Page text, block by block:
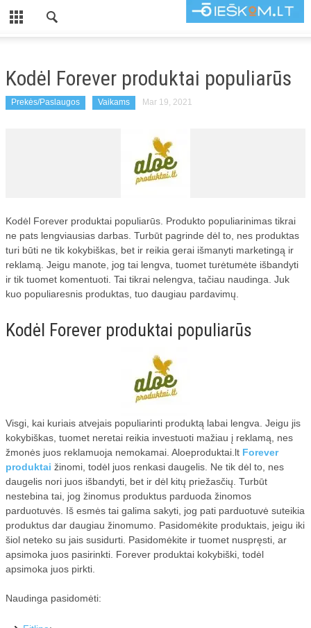
KATEGORIJOS
BUITIS
INTERJERAS
ROMANETĖS
UŽUOLAIDOS
ĮRANGA
KOSMETIKA
MEDICINA
TEISĖ
SKELBIMAI
STATYBOS DARBAI
LT
Kodėl Forever produktai populiarūs
Prekės/Paslaugos Vaikams Mar 19, 2021
Kodėl Forever produktai populiarūs. Produkto populiarinimas tikrai
ne pats lengviausias darbas. Turbūt pagrinde dėl to, nes produktas
turi būti ne tik kokybiškas, bet ir reikia gerai išmanyti marketingą ir
reklamą. Jeigu manote, jog tai lengva, tuomet turėtumėte išbandyti
ir tik tuomet komentuoti. Tai tikrai nelengva, tačiau naudinga. Juk
kuo populiaresnis produktas, tuo daugiau pardavimų.
Kodėl Forever produktai populiarūs
Visgi, kai kuriais atvejais populiarinti produktą labai lengva. Jeigu jis
kokybiškas, tuomet neretai reikia investuoti mažiau į reklamą, nes
žmonės juos reklamuoja nemokamai. Aloeproduktai.lt Forever
produktai žinomi, todėl juos renkasi daugelis. Ne tik dėl to, nes
daugelis nori juos išbandyti, bet ir dėl kitų priežasčių. Turbūt
nestebina tai, jog žinomus produktus parduoda žinomos
parduotuvės. Iš esmės tai galima sakyti, jog pati parduotuvė suteikia
produktus dar daugiau žinomumo. Pasidomėkite produktais, jeigu iki
šiol neteko su jais susidurti. Pasidomėkite ir tuomet nuspręsti, ar
apsimoka juos pasirinkti. Forever produktai kokybiški, todėl
apsimoka juos pirkti.
Naudinga pasidomėti: